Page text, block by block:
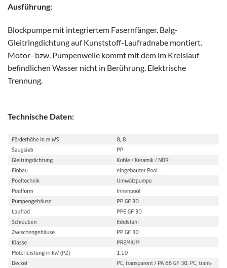
Ausführung:
Blockpumpe mit integriertem Fasernfänger. Balg-
Gleitringdichtung auf Kunststoff-Laufradnabe montiert.
Motor- bzw. Pumpenwelle kommt mit dem im Kreislauf
befindlichen Wasser nicht in Berührung. Elektrische
Trennung.
Technische Daten: